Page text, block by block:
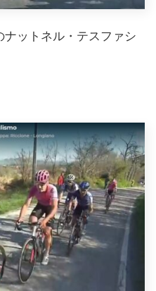
ナットネル・テスファシ